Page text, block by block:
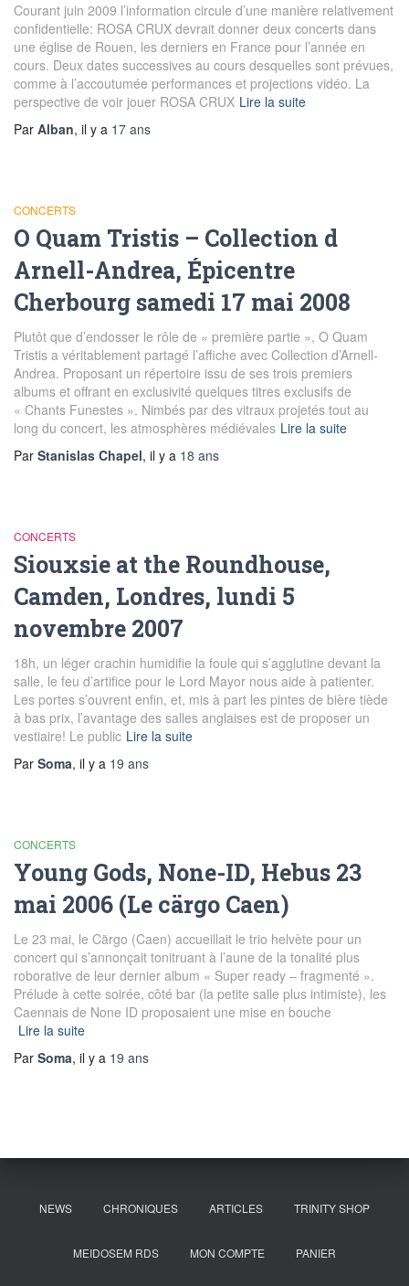
Courant juin 2009 l’information circule d’une manière relativement
confidentielle: ROSA CRUX devrait donner deux concerts dans
une église de Rouen, les derniers en France pour l’année en
cours. Deux dates successives au cours desquelles sont prévues,
comme à l’accoutumée performances et projections vidéo. La
perspective de voir jouer ROSA CRUX Lire la suite
Par Alban, il y a 17 ans
CONCERTS
O Quam Tristis – Collection d
Arnell-Andrea, Épicentre
Cherbourg samedi 17 mai 2008
Plutôt que d’endosser le rôle de « première partie », O Quam
Tristis a véritablement partagé l’affiche avec Collection d’Arnell-
Andrea. Proposant un répertoire issu de ses trois premiers
albums et offrant en exclusivité quelques titres exclusifs de
« Chants Funestes ». Nimbés par des vitraux projetés tout au
long du concert, les atmosphères médiévales Lire la suite
Par Stanislas Chapel, il y a 18 ans
CONCERTS
Siouxsie at the Roundhouse,
Camden, Londres, lundi 5
novembre 2007
18h, un léger crachin humidifie la foule qui s’agglutine devant la
salle, le feu d’artifice pour le Lord Mayor nous aide à patienter.
Les portes s’ouvrent enfin, et, mis à part les pintes de bière tiède
à bas prix, l’avantage des salles anglaises est de proposer un
vestiaire! Le public Lire la suite
Par Soma, il y a 19 ans
CONCERTS
Young Gods, None-ID, Hebus 23
mai 2006 (Le cärgo Caen)
Le 23 mai, le Cärgo (Caen) accueillait le trio helvète pour un
concert qui s’annonçait tonitruant à l’aune de la tonalité plus
roborative de leur dernier album « Super ready – fragmenté ».
Prélude à cette soirée, côté bar (la petite salle plus intimiste), les
Caennais de None ID proposaient une mise en bouche
Lire la suite
Par Soma, il y a 19 ans
NEWS CHRONIQUES ARTICLES TRINITY SHOP
MEIDOSEM RDS MON COMPTE PANIER